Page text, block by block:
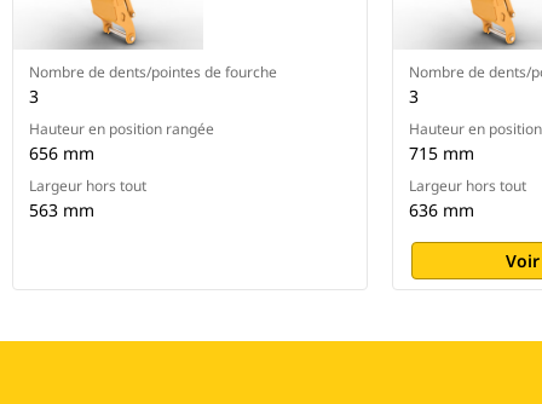
Nombre de dents/pointes de fourche
3
Hauteur en position rangée
656 mm
Largeur hors tout
563 mm
Nombre de dents/
3
Hauteur en
715 mm
Largeur hors tout
636 mm